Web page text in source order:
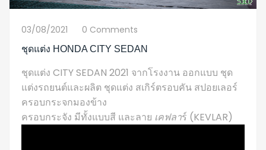
03/08/2021 0 Comments
ชุดแต่ง HONDA CITY SEDAN
ชุดแต่ง CITY SEDAN 2021 จากโรงงาน ออกแบบ ชุด
แต่งรถยนต์และผลิต ชุดแต่ง สเกิร์ตรอบคัน สปอยเลอร์
ครอบกระจกมองข้าง
ครอบกระจัง มีทั้งแบบสี และลาย เคฟลาร์ (KEVLAR)